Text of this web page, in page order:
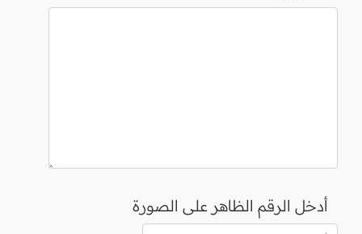
أدخل الرقم الظاهر على الصورة